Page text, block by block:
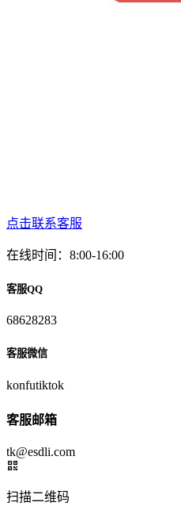
点击联系客服
在线时间：8:00-16:00
客服QQ
68628283
客服微信
konfutiktok
客服邮箱
tk@esdli.com
扫描二维码